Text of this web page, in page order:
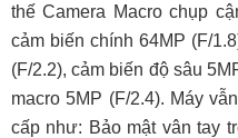
thế Camera Macro chụp
cảm biến chính 64MP (F/
(F/2.2), cảm biến độ sâu
macro 5MP (F/2.4). Máy
cấp như: Bảo mật vân tay